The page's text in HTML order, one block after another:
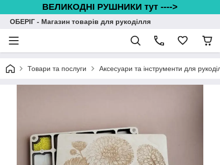
ВЕЛИКОДНІ РУШНИКИ тут ---->
ОБЕРІГ - Магазин товарів для рукоділля
Товари та послуги Аксесуари та інструменти для